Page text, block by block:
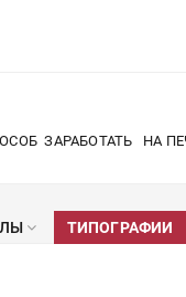
ЗАРАБОТАТЬ НА
ТИПОГРАФИИ